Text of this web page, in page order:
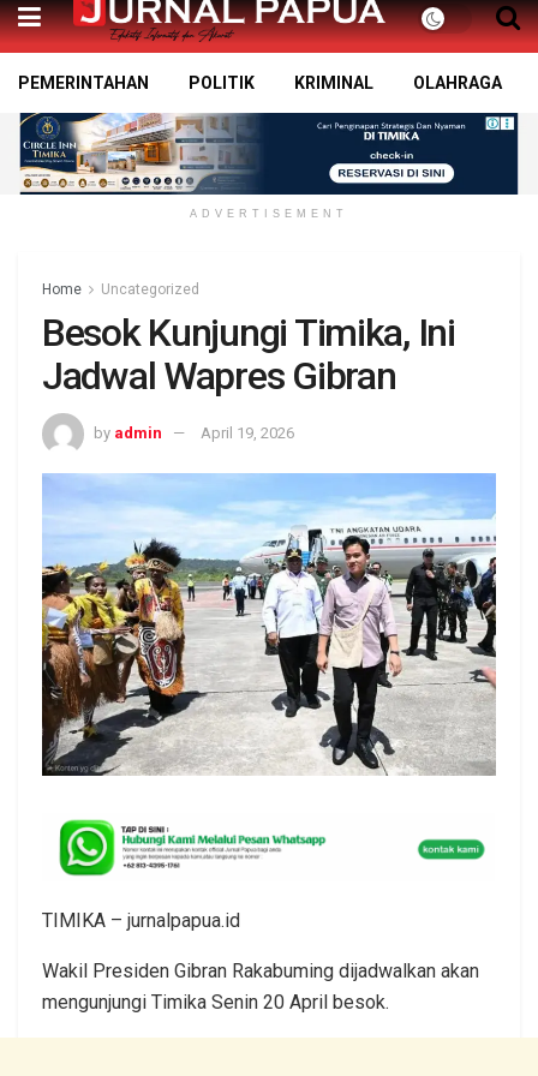
PEMERINTAHAN POLITIK KRIMINAL OLAHRAGA
ADVERTISEMENT
Home Uncategorized
Besok Kunjungi Timika, Ini
Jadwal Wapres Gibran
by admin April 19, 2026
TIMIKA – jurnalpapua.id
Wakil Presiden Gibran Rakabuming dijadwalkan akan
mengunjungi Timika Senin 20 April besok.